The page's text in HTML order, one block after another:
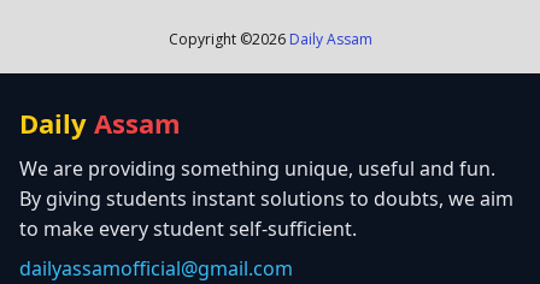
Copyright ©2026 Daily Assam
Daily Assam
We are providing something unique, useful and fun.
By giving students instant solutions to doubts, we aim
to make every student self-sufficient.
dailyassamofficial@gmail.com